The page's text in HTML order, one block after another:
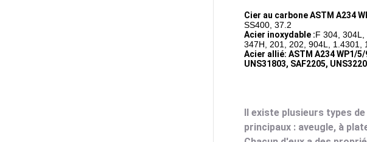
Cier au carboneASTM A234
SS400, 37.2
Acier inoxydable :F 304,
347H, 201, 202, 904L, 1.4301,
Acier allié: ASTM A234 WP1/
UNS31803, SAF2205,
Il existe plusieurs types
principaux : aveugle, à